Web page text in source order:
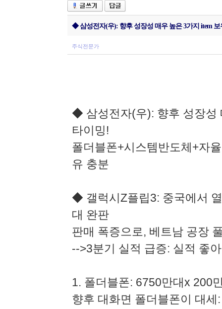
◆ 삼성전자(우): 향후 성장성 매우 높은 3가지 item 보
주식전문가
◆ 삼성전자(우): 향후 성장성
타이밍!
폴더블폰+시스템반도체+자
유 충분
◆ 갤럭시Z플립3: 중국에서
대 완판
판매 폭증으로, 베트남 공장
-->3분기 실적 급증: 실적 좋
1. 폴더블폰: 6750만대x 200
향후 대화면 폴더블폰이 대